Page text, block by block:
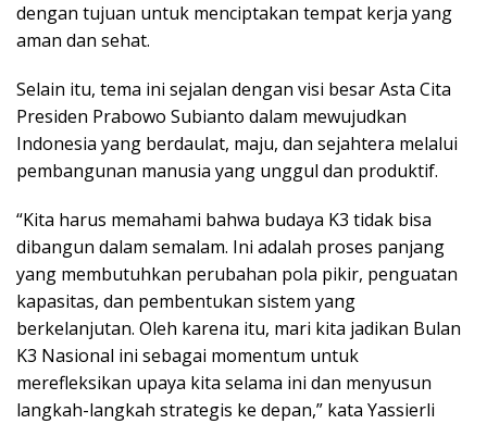
dengan tujuan untuk menciptakan tempat kerja yang
aman dan sehat.
Selain itu, tema ini sejalan dengan visi besar Asta Cita
Presiden Prabowo Subianto dalam mewujudkan
Indonesia yang berdaulat, maju, dan sejahtera melalui
pembangunan manusia yang unggul dan produktif.
“Kita harus memahami bahwa budaya K3 tidak bisa
dibangun dalam semalam. Ini adalah proses panjang
yang membutuhkan perubahan pola pikir, penguatan
kapasitas, dan pembentukan sistem yang
berkelanjutan. Oleh karena itu, mari kita jadikan Bulan
K3 Nasional ini sebagai momentum untuk
merefleksikan upaya kita selama ini dan menyusun
langkah-langkah strategis ke depan,” kata Yassierli